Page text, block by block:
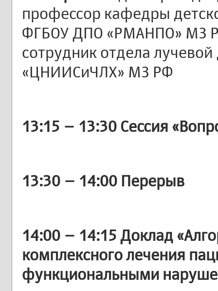
профессор кафедры
ФГБОУ ДПО «РМАНПО» МЗ
сотрудник отдела
«ЦНИИСиЧЛХ» МЗ РФ
13:15 – 13:30 Сессия
13:30 – 14:00 Перерыв
14:00 – 14:15 Доклад
комплексного лечения
функциональными